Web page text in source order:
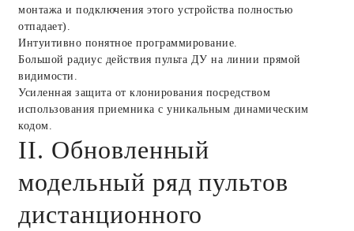
монтажа и подключения этого устройства полностью
отпадает).
Интуитивно понятное программирование.
Большой радиус действия пульта ДУ на линии прямой
видимости.
Усиленная защита от клонирования посредством
использования приемника с уникальным динамическим
кодом.
II. Обновленный
модельный ряд пультов
дистанционного